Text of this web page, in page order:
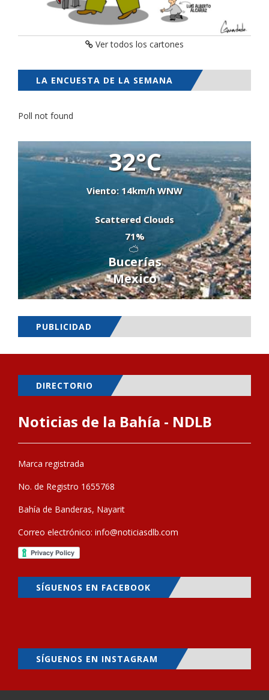
Ver todos los cartones
LA ENCUESTA DE LA SEMANA
Poll not found
32°C
Viento: 14km/h WNW
Scattered Clouds
71%
Bucerías
Mexico
PUBLICIDAD
DIRECTORIO
Noticias de la Bahía - NDLB
Marca registrada
No. de Registro 1655768
Bahía de Banderas, Nayarit
Correo electrónico: info@noticiasdlb.com
SÍGUENOS EN FACEBOOK
SÍGUENOS EN INSTAGRAM